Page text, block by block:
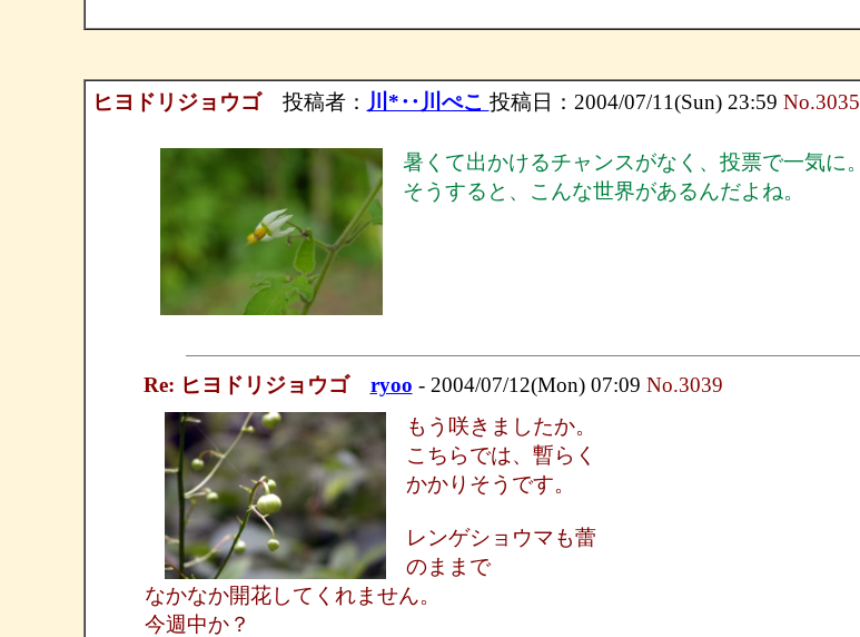
ヒヨドリジョウゴ投稿者： 川*‥川ぺこ 投稿日：2004/07/11(Sun) 23:59 No.3035
暑くて出かけるチャンスがなく、投票で一気に。
そうすると、こんな世界があるんだよね。
Re: ヒヨドリジョウゴ ryoo - 2004/07/12(Mon) 07:09 No.3039
もう咲きましたか。
こちらでは、暫らく
かかりそうです。
レンゲショウマも蕾
のままで
なかなか開花してくれません。
今週中か？